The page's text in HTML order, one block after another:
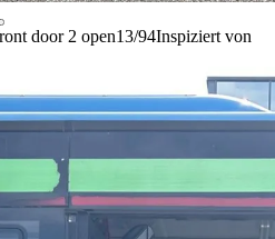
13/94Inspiziert von